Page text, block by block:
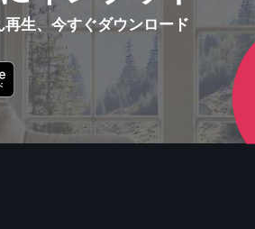
生、今すぐダウンロード